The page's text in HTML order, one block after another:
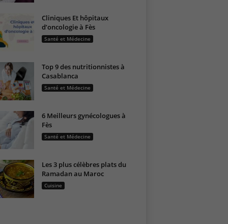
Cliniques Et hôpitaux
d’oncologie à Fès
Santé et Médecine
Top 9 des nutritionnistes à
Casablanca
Santé et Médecine
6 Meilleurs gynécologues à
Fès
Santé et Médecine
Les 3 plus célèbres plats du
Ramadan au Maroc
Cuisine